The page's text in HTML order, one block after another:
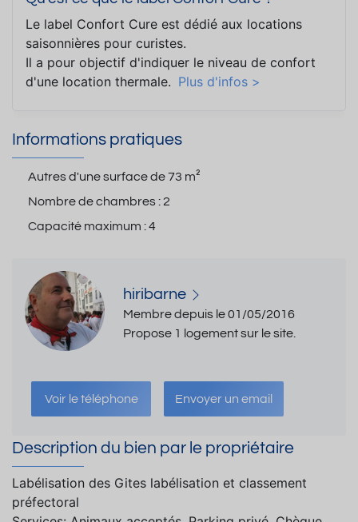
Le label Confort Cure est dédié aux locations
saisonnières pour curistes.
Il a pour objectif d'indiquer le niveau de confort
d'une location thermale. Plus d'infos >
Informations pratiques
Autres d'une surface de73 m²
Nombre de chambres :2
Capacité maximum :4
hiribarne
Membre depuis le 01/05/2016
Propose 1 logement sur le site.
Voir le téléphone Envoyer un email
Description du bien par le propriétaire
Labélisation des Gites labélisation et classement
préfectoral